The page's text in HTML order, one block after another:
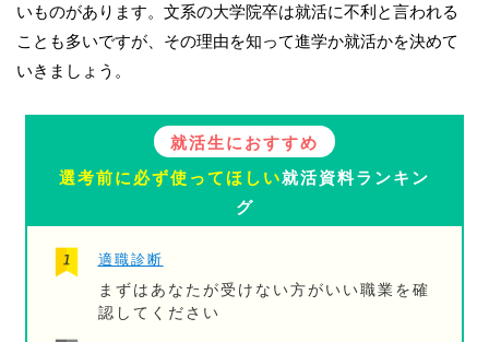
いものがあります。文系の大学院卒は就活に不利と言われる
ことも多いですが、その理由を知って進学か就活かを決めて
いきましょう。
就活生におすすめ
選考前に必ず使ってほしい就活資料ランキン
グ
適職診断
まずはあなたが受けない方がいい職業を確
認してください